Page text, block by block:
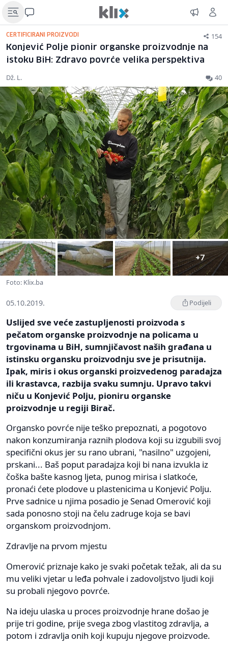
CERTIFICIRANI PROIZVODI 154
Konjević Polje pionir organske proizvodnje na
istoku BiH: Zdravo povrće velika perspektiva
Dž. L. 40
+7
Foto: Klix.ba
05.10.2019. Podijeli
Uslijed sve veće zastupljenosti proizvoda s
pečatom organske proizvodnje na policama u
trgovinama u BiH, sumnjičavost naših građana u
istinsku organsku proizvodnju sve je prisutnija.
Ipak, miris i okus organski proizvedenog paradajza
ili krastavca, razbija svaku sumnju. Upravo takvi
niču u Konjević Polju, pioniru organske
proizvodnje u regiji Birač.
Organsko povrće nije teško prepoznati, a pogotovo
nakon konzumiranja raznih plodova koji su izgubili svoj
specifični okus jer su rano ubrani, "nasilno" uzgojeni,
prskani... Baš poput paradajza koji bi nana izvukla iz
čoška bašte kasnog ljeta, punog mirisa i slatkoće,
pronaći ćete plodove u plastenicima u Konjević Polju.
Prve sadnice u njima posadio je Senad Omerović koji
sada ponosno stoji na čelu zadruge koja se bavi
organskom proizvodnjom.
Zdravlje na prvom mjestu
Omerović priznaje kako je svaki početak težak, ali da su
mu veliki vjetar u leđa pohvale i zadovoljstvo ljudi koji
su probali njegovo povrće.
Na ideju ulaska u proces proizvodnje hrane došao je
prije tri godine, prije svega zbog vlastitog zdravlja, a
potom i zdravlja onih koji kupuju njegove proizvode.